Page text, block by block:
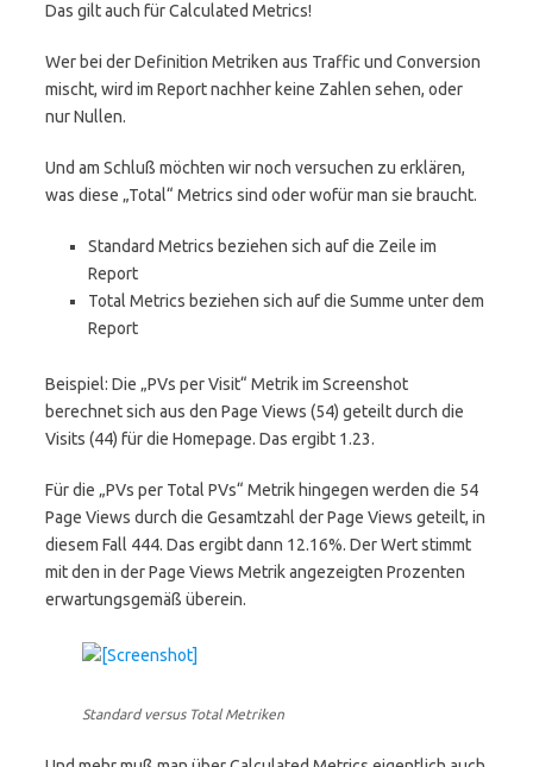
Das gilt auch für Calculated Metrics!
Wer bei der Definition Metriken aus Traffic und Conversion
mischt, wird im Report nachher keine Zahlen sehen, oder
nur Nullen.
Und am Schluß möchten wir noch versuchen zu erklären,
was diese „Total“ Metrics sind oder wofür man sie braucht.
Standard Metrics beziehen sich auf die Zeile im
Report
Total Metrics beziehen sich auf die Summe unter dem
Report
Beispiel: Die „PVs per Visit“ Metrik im Screenshot
berechnet sich aus den Page Views (54) geteilt durch die
Visits (44) für die Homepage. Das ergibt 1.23.
Für die „PVs per Total PVs“ Metrik hingegen werden die 54
Page Views durch die Gesamtzahl der Page Views geteilt, in
diesem Fall 444. Das ergibt dann 12.16%. Der Wert stimmt
mit den in der Page Views Metrik angezeigten Prozenten
erwartungsgemäß überein.
Standard versus Total Metriken